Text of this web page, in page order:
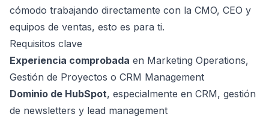
cómodo trabajando directamente con la CMO, CEO y
equipos de ventas, esto es para ti.
Requisitos clave
Experiencia comprobada en Marketing Operations,
Gestión de Proyectos o CRM Management
Dominio de HubSpot, especialmente en CRM, gestión
de newsletters y lead management